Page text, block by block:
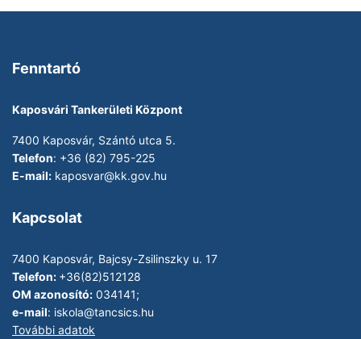
Fenntartó
Kaposvári Tankerületi Központ
7400 Kaposvár, Szántó utca 5.
Telefon: +36 (82) 795-225
E-mail: kaposvar@kk.gov.hu
Kapcsolat
7400 Kaposvár, Bajcsy-Zsilinszky u. 17
Telefon: +36(82)512128
OM azonosító: 034141;
e-mail: iskola@tancsics.hu
További adatok